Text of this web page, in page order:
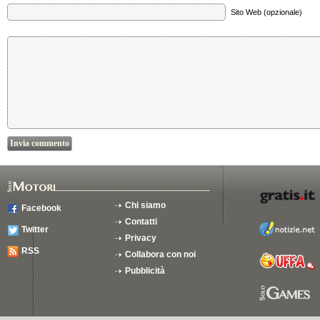
Sito Web (opzionale)
Facebook
Twitter
RSS
Chi siamo
Contatti
Privacy
Collabora con noi
Pubblicità